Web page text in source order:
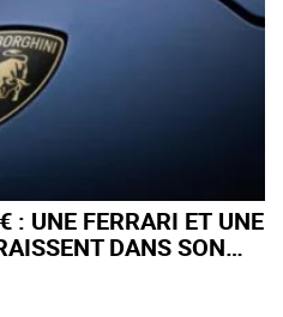
: UNE FERRARI ET UNE
DANS SON